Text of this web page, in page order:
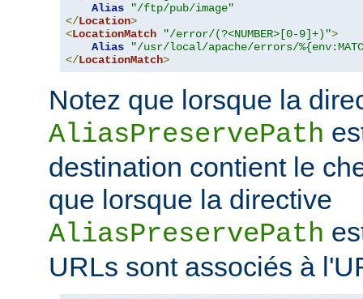
Alias
"/ftp/pub/image"
</Location>
<LocationMatch "/error/(?<NUMBER>[0-9]+)">
Alias
"/usr/local/apache/errors/
</LocationMatch>
Notez que lorsque la
AliasPreservePath
destination contient le
que lorsque la directive
AliasPreservePath
URLs sont associés à